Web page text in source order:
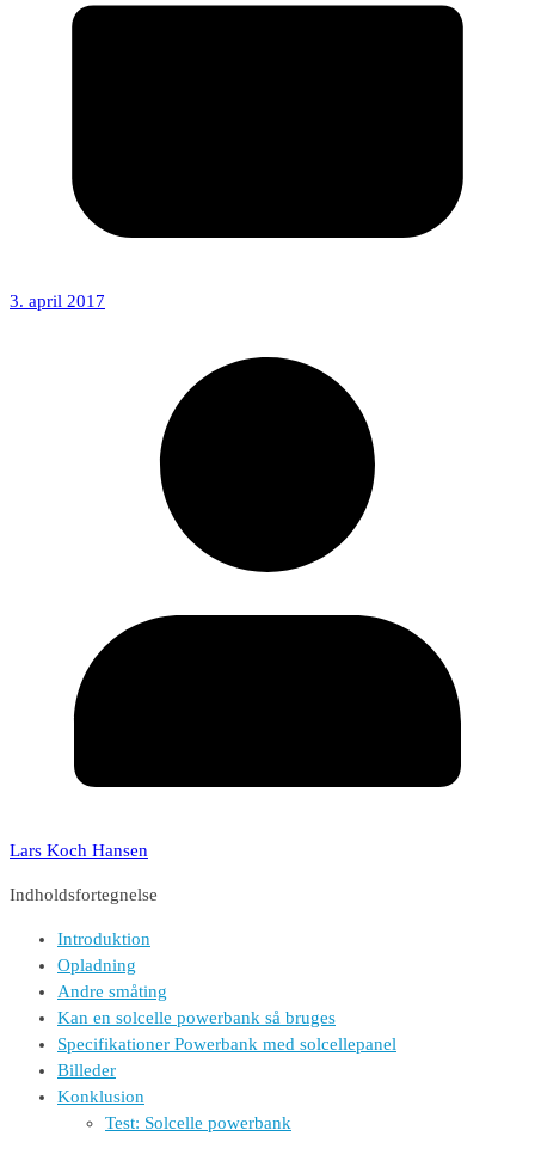
3. april 2017
Lars Koch Hansen
Indholdsfortegnelse
Introduktion
Opladning
Andre småting
Kan en solcelle powerbank så bruges
Specifikationer Powerbank med solcellepanel
Billeder
Konklusion
Test: Solcelle powerbank